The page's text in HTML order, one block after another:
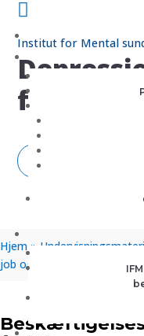

Institut for Mental
for job
Hjem »
job og uddannelse